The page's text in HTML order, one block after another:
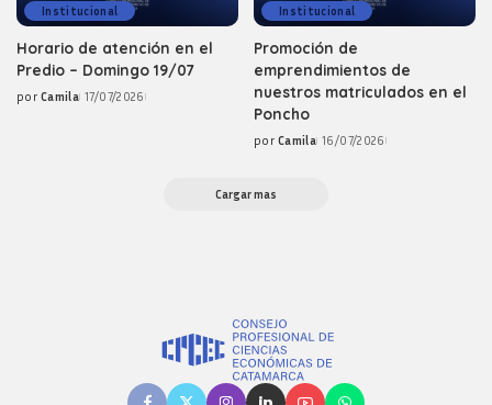
Institucional
Horario de atención en el
Predio – Domingo 19/07
Posted
por Camila 17/07/2026
Institucional
Promoción de
emprendimientos de
nuestros matriculados en el
Poncho
Posted
por Camila 16/07/2026
Cargar mas